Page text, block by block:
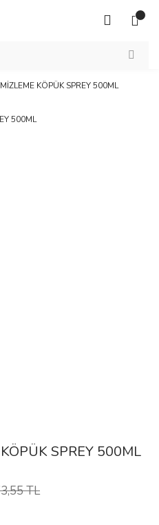
KÖPÜK SPREY 500ML
SPREY 500ML
TL